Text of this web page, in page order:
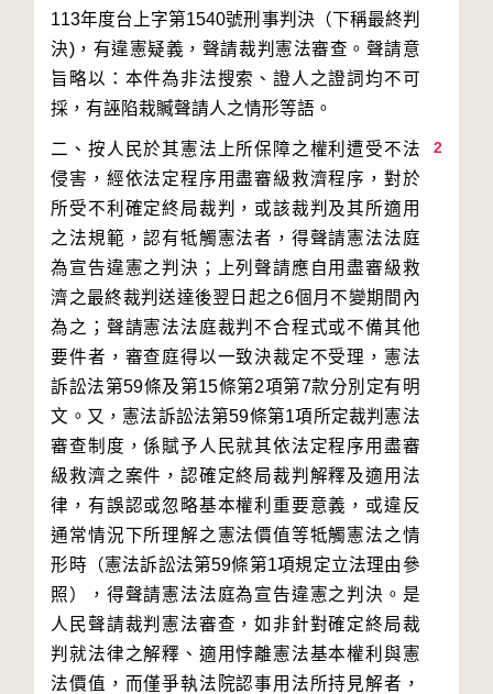
113年度台上字第1540號刑事判決（下稱最終判
決)，有違憲疑義，聲請裁判憲法審查。聲請意
旨略以：本件為非法搜索、證人之證詞均不可
2
二、按人民於其憲法上所保障之權利遭受不法
侵害，經依法定程序用盡審級救濟程序，對於
所受不利確定終局裁判，或該裁判及其所適用
之法規範，認有牴觸憲法者，得聲請憲法法庭
為宣告違憲之判決；上列聲請應自用盡審級救
濟之最終裁判送達後翌日起之6個月不變期間內
為之；聲請憲法法庭裁判不合程式或不備其他
要件者，審查庭得以一致決裁定不受理，憲法
訴訟法第59條及第15條第2項第7款分別定有明
文。又，憲法訴訟法第59條第1項所定裁判憲法
審查制度，係賦予人民就其依法定程序用盡審
級救濟之案件，認確定終局裁判解釋及適用法
律，有誤認或忽略基本權利重要意義，或違反
通常情況下所理解之憲法價值等牴觸憲法之情
形時（憲法訴訟法第59條第1項規定立法理由參
照），得聲請憲法法庭為宣告違憲之判決。是
人民聲請裁判憲法審查，如非針對確定終局裁
判就法律之解釋、適用悖離憲法基本權利與憲
法價值，而僅爭執法院認事用法所持見解者，